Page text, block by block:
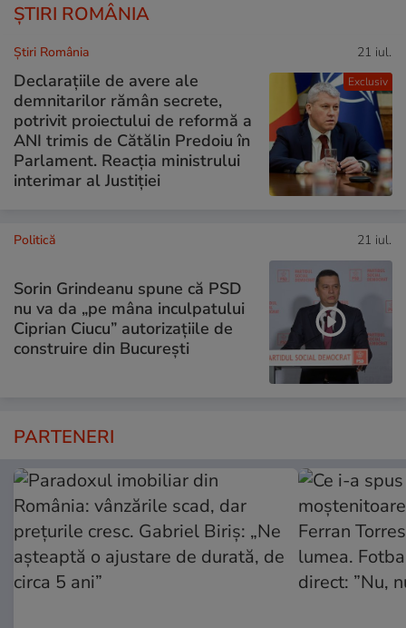
ȘTIRI ROMÂNIA
Exclusiv
Știri România 21 iul.
Declarațiile de avere ale
demnitarilor rămân secrete,
potrivit proiectului de reformă a
ANI trimis de Cătălin Predoiu în
Parlament. Reacția ministrului
interimar al Justiției
Politică 21 iul.
Sorin Grindeanu spune că PSD
nu va da „pe mâna inculpatului
Ciprian Ciucu” autorizațiile de
construire din București
PARTENERI